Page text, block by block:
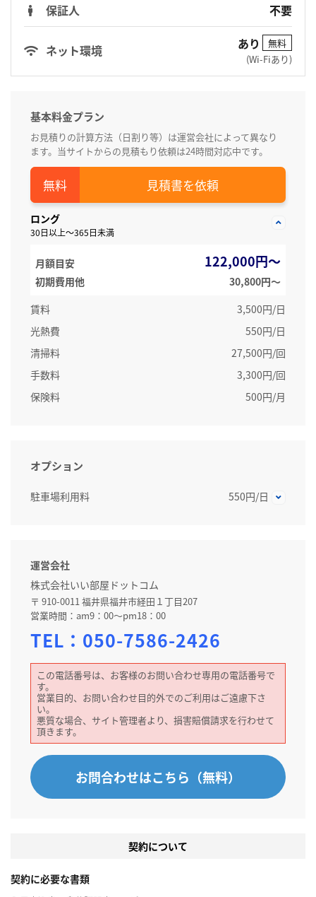
保証人
不要
ネット環境 あり
無料
(Wi-Fiあり)
基本料金プラン
お見積りの計算方法（日割り等）は運営会社によって異なり
ます。当サイトからの見積もり依頼は24時間対応中です。
見積書を依頼
ロング
30日以上～365日未満
月額目安 122,000円～
初期費用他
30,800円〜
賃料
3,500円/日
光熱費
550円/日
清掃料
27,500円/回
手数料
3,300円/回
保険料
500円/月
オプション
駐車場利用料 550円/日
運営会社
株式会社いい部屋ドットコム
〒 910-0011 福井県福井市経田１丁目207
営業時間：am9：00～pm18：00
TEL： 050-7586-2426
この電話番号は、お客様のお問い合わせ専用の電話番号で
す。
営業目的、お問い合わせ目的外でのご利用はご遠慮下さ
い。
悪質な場合、サイト管理者より、損害賠償請求を行わせて
頂きます。
お問合わせはこちら（無料）
契約について
契約に必要な書類